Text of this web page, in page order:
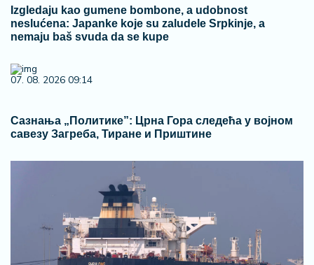
Izgledaju kao gumene bombone, a udobnost
neslućena: Japanke koje su zaludele Srpkinje, a
nemaju baš svuda da se kupe
07. 08. 2026 09:14
Сазнања „Политике”: Црна Гора следећа у војном
савезу Загреба, Тиране и Приштине